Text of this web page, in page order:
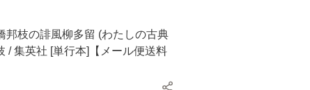
邦枝の誹風柳多留 (わたしの古典
/ 集英社 [単行本]【メール便送料